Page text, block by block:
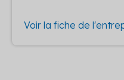
Voir la fiche de